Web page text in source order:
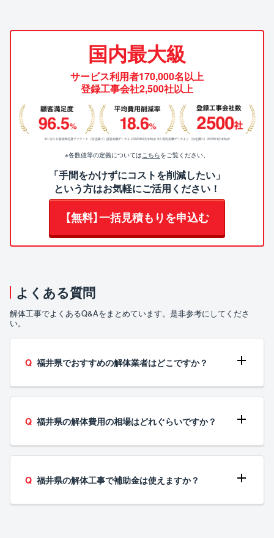
国内最大級
サービス利用者170,000名以上
登録工事会社2,500社以上
※各数値等の定義については こちらをご覧ください。
「手間をかけずにコストを削減したい」
という方はお気軽にご活用ください！
【無料】一括見積もりを申込む
よくある質問
解体工事でよくあるQ&Aをまとめています。是非参考にしてくださ
い。
福井県でおすすめの解体業者はどこですか？
福井県の解体費用の相場はどれぐらいですか？
福井県の解体工事で補助金は使えますか？